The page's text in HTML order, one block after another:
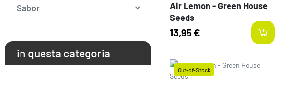
Sabor
in questa categoria
Air Lemon - Green House
Seeds
13,95 €
Out-of-Stock